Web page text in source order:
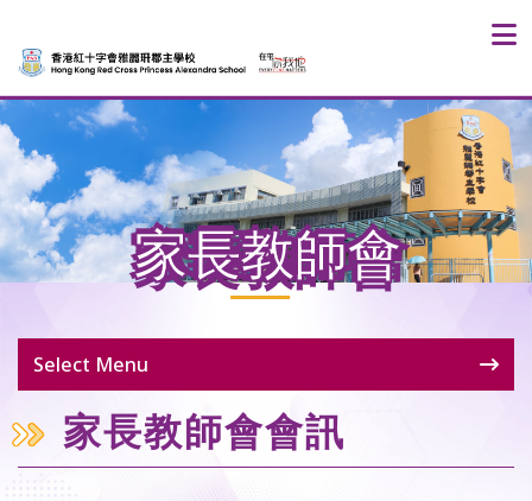
家長教師會
Select Menu
家長教師會會訊